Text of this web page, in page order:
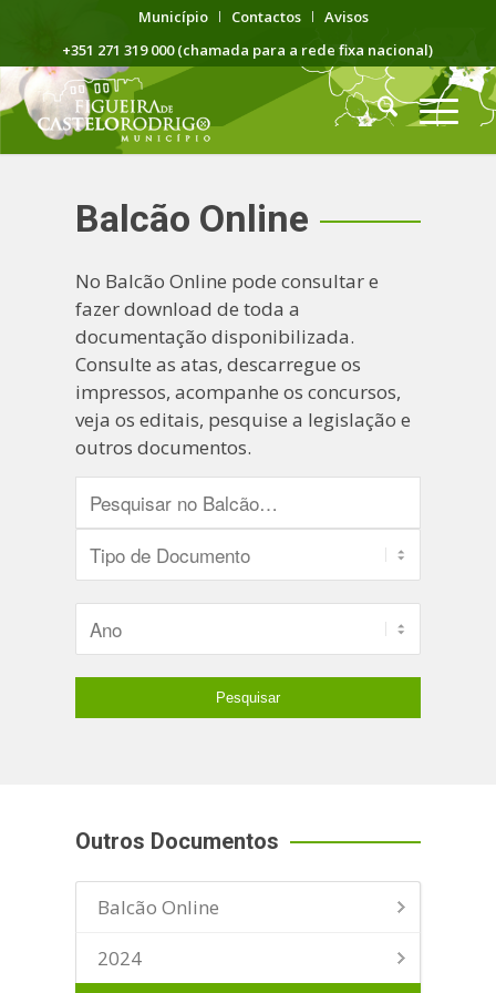
Município Contactos
Avisos
+351 271 319 000 (chamada para a rede fixa nacional)
Balcão Online
No Balcão Online pode consultar e
fazer download de toda a
documentação disponibilizada.
Consulte as atas, descarregue os
impressos, acompanhe os concursos,
veja os editais, pesquise a legislação e
outros documentos.
Outros Documentos
Balcão Online
2024